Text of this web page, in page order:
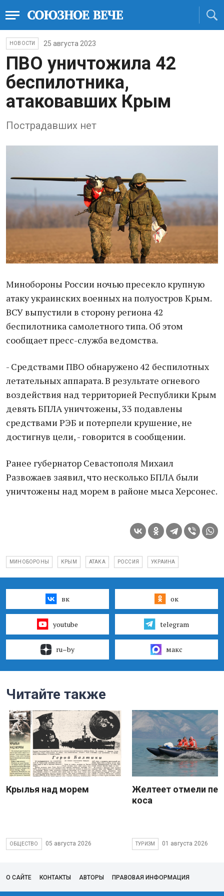
НОВОСТИ 25 августа 2023
ПВО уничтожила 42
беспилотника,
атаковавших Крым
Пострадавших нет
Минобороны России ночью пресекло крупную
атаку украинских военных на полуостров Крым.
ВСУ выпустили в сторону региона 42
беспилотника самолетного типа. Об этом
сообщает пресс-служба ведомства.
- Средствами ПВО обнаружено 42 беспилотных
летательных аппарата. В результате огневого
воздействия над территорией Республики Крым
девять БПЛА уничтожены, 33 подавлены
средствами РЭБ и потерпели крушение, не
достигнув цели, - говорится в сообщении.
Ранее губернатор Севастополя Михаил
Развожаев заявил, что несколько БПЛА были
уничтожены над морем в районе мыса Херсонес.
МИНОБОРОНЫ КРЫМ АТАКА РОССИЯ УКРАИНА
вк ок
youtube telegram
ru–by макс
Читайте также
Крылья над морем
ОБЩЕСТВО 05 августа 2026
Желтеет отмели
коса
ТУРИЗМ 01 августа 2026
О САЙТЕ КОНТАКТЫ АВТОРЫ ПРАВОВАЯ ИНФОРМАЦИЯ